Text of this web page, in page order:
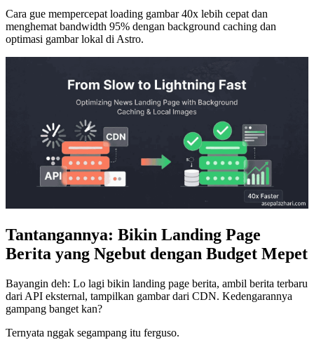
Cara gue mempercepat loading gambar 40x lebih cepat dan
menghemat bandwidth 95% dengan background caching dan
optimasi gambar lokal di Astro.
Tantangannya: Bikin Landing Page
Berita yang Ngebut dengan Budget Mepet
Bayangin deh: Lo lagi bikin landing page berita, ambil berita terbaru
dari API eksternal, tampilkan gambar dari CDN. Kedengarannya
gampang banget kan?
Ternyata nggak segampang itu ferguso.